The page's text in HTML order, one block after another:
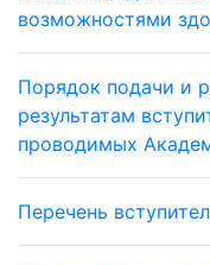
возможностями
Порядок подачи и
результатам
проводимых
Перечень